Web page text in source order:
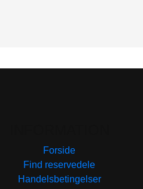
Forside
Find reservedele
Handelsbetingelser